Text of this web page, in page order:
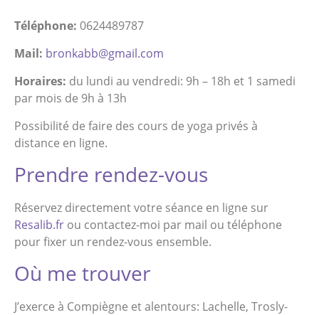
Téléphone: 0624489787
Mail: bronkabb@gmail.com
Horaires: du lundi au vendredi: 9h – 18h et 1 samedi
par mois de 9h à 13h
Possibilité de faire des cours de yoga privés à
distance en ligne.
Prendre rendez-vous
Réservez directement votre séance en ligne sur
Resalib.fr ou contactez-moi par mail ou téléphone
pour fixer un rendez-vous ensemble.
Où me trouver
J’exerce à Compiègne et alentours: Lachelle, Trosly-